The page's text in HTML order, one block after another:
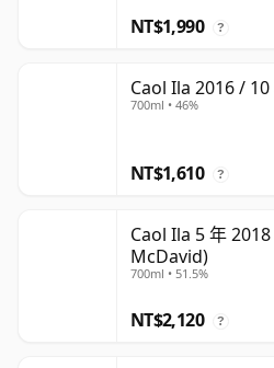
NT$1,990 ?
Caol Ila 2016 /
700ml • 46%
NT$1,610 ?
Caol Ila 5 年
McDavid)
700ml • 51.5%
NT$2,120 ?